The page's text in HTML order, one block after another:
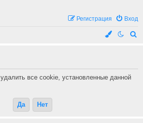
Вход
Регистрация
все cookie, установленные данной